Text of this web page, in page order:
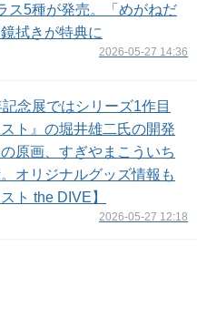
ス5種が発売。「めがねだ
拭きが特典に
2026-05-27 14:36
念展ではシリーズ1作目
スト』の堀井雄二氏の開発
原画、すぎやまこういち
オリジナルグッズ情報も
ト the DIVE】
2026-05-27 12:18